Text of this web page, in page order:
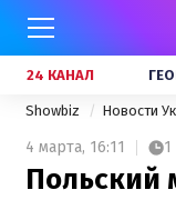
24 КАНАЛ
Showbiz Новости
4 марта, 16:11 1
Польский